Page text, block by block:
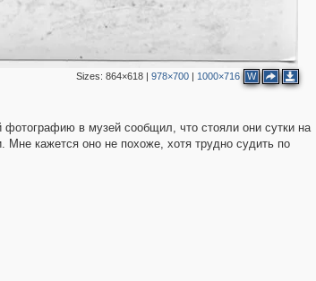
Sizes: 864×618| 978×700| 1000×716 W
в музей сообщил, что стояли они сутки на
Мне кажется оно не похоже, хотя трудно судить по